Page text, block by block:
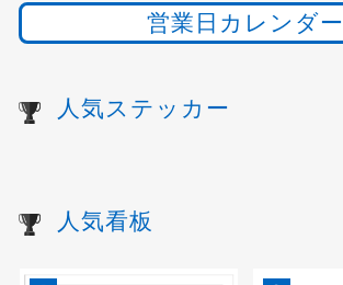
営業日カレンダー
人気ステッカー
人気看板